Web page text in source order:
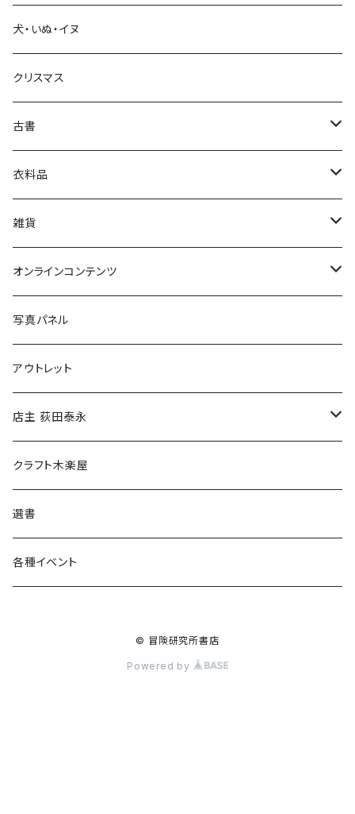
生活・暮らし
芸術・絵画・写真
絵本・児童書
娯楽・エンターテインメント
犬・いぬ・イヌ
クリスマス
古書
古書セット
美術
衣料品
POLEWARDS
Tシャツ
雑貨
バッグ
ブックカバー
マグカップ
傘
食料品
その他
オンラインコンテンツ
冒険クロストーク
写真パネル
アウトレット
店主 荻田泰永
書籍
ウェア
クラフト木楽屋
選書
各種イベント
© 冒険研究所書店
Powered by